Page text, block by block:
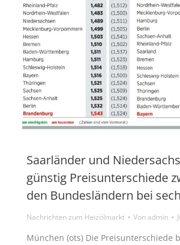
Saarländer und
günstig Preisunterschiede
den Bundesländern bei
Nachrichten zum Heizölmarkt Vonadmin
München (ots) Die Preisunterschiede